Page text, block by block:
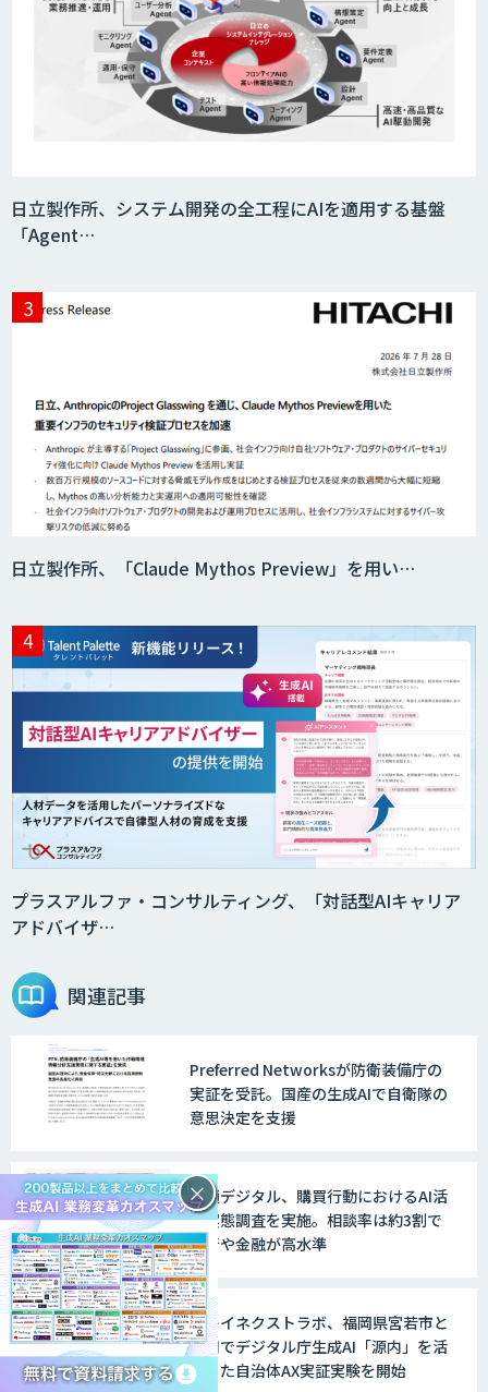
日立製作所、システム開発の全工程にAIを適用する基盤
「Agent…
日立製作所、「Claude Mythos Preview」を用い…
プラスアルファ・コンサルティング、「対話型AIキャリア
アドバイザ…
関連記事
Preferred Networksが防衛装備庁の
実証を受託。国産の生成AIで自衛隊の
意思決定を支援
電通デジタル、購買行動におけるAI活
用実態調査を実施。相談率は約3割で
旅行や金融が高水準
プレイネクストラボ、福岡県宮若市と
共同でデジタル庁生成AI「源内」を活
用した自治体AX実証実験を開始
×